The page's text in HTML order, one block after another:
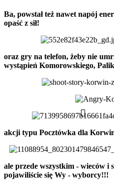
Ba, powstał też nawet napój
opaść z sił!
oraz gry na telefon, żeby nie
wystąpień Komorowskiego,
akcji typu Pocztówka dla
ale przede wszystkim - wieców i
pojawiliście się Wy - wyborcy!!!